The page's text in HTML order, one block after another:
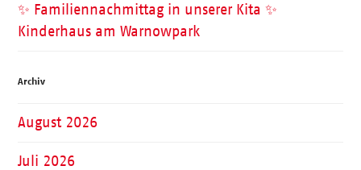
✨ Familiennachmittag in unserer Kita ✨
Kinderhaus am Warnowpark
Archiv
August 2026
Juli 2026